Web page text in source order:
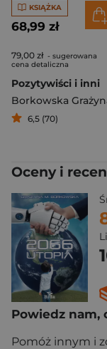
KSIĄŻKA
68,99 zł
79,00 zł - sugerowana
cena detaliczna
Pozytywiści i inni
Borkowska
6,5 (70)
Oceny i
Powiedz nam,
Pomóż innym i